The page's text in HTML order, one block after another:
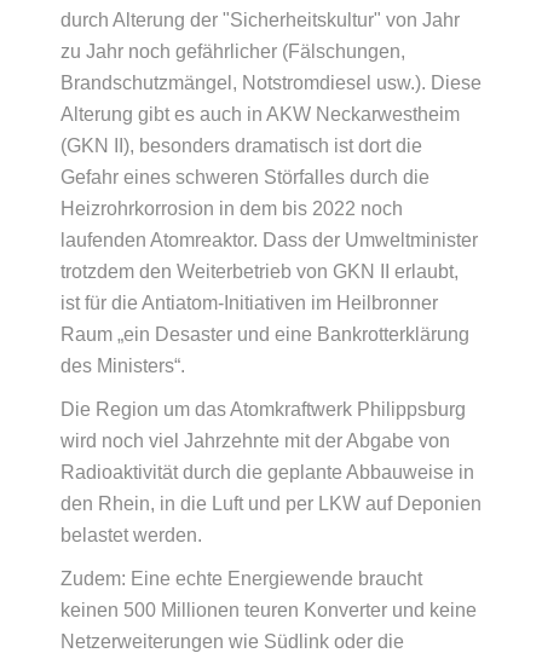
durch Alterung der "Sicherheitskultur" von Jahr
zu Jahr noch gefährlicher (Fälschungen,
Brandschutzmängel, Notstromdiesel usw.). Diese
Alterung gibt es auch in AKW Neckarwestheim
(GKN II), besonders dramatisch ist dort die
Gefahr eines schweren Störfalles durch die
Heizrohrkorrosion in dem bis 2022 noch
laufenden Atomreaktor. Dass der Umweltminister
trotzdem den Weiterbetrieb von GKN II erlaubt,
ist für die Antiatom-Initiativen im Heilbronner
Raum „ein Desaster und eine Bankrotterklärung
des Ministers“.
Die Region um das Atomkraftwerk Philippsburg
wird noch viel Jahrzehnte mit der Abgabe von
Radioaktivität durch die geplante Abbauweise in
den Rhein, in die Luft und per LKW auf Deponien
belastet werden.
Zudem: Eine echte Energiewende braucht
keinen 500 Millionen teuren Konverter und keine
Netzerweiterungen wie Südlink oder die